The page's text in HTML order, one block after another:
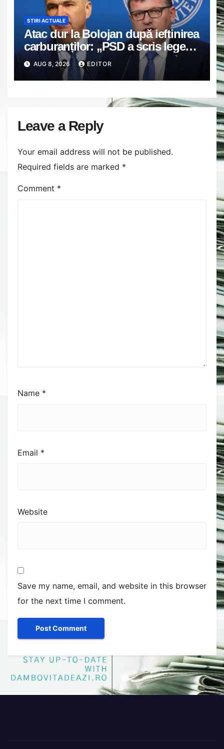
STIRI ACTUALE
Atac dur la Bolojan după ieftinirea
carburanților: „PSD a scris legea.
Dumneavoastră ați scris discursul
de după”
AUG 8, 2026 EDITOR
Leave a Reply
Your email address will not be published.
Required fields are marked *
Comment *
Name *
Email *
Website
Save my name, email, and website in this browser
for the next time I comment.